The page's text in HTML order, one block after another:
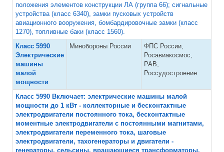
положения элементов конструкции ЛА (группа 66); сигнальные
устройства (класс 6340), замки пусковых устройств
авиационного вооружения, бомбардировочные замки (класс
1270), топливные баки (класс 1560).
Класс 5990
Электрические
машины
малой
мощности
Минобороны России
ФПС России,
Росавиакосмос,
РАВ,
Россудостроение
Класс 5990 Включает: электрические машины малой
мощности до 1 кВт - коллекторные и бесконтактные
электродвигатели постоянного тока, бесконтактные
моментные электродвигатели с постоянными магнитами,
электродвигатели переменного тока, шаговые
электродвигатели, тахогенераторы и двигатели -
генераторы, сельсины, вращающиеся трансформаторы,